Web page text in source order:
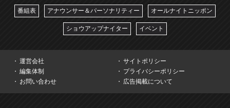
番組表 アナウンサー＆パーソナリティー オールナイトニッポン
ショウアップナイター イベント
運営会社
サイトポリシー
編集体制
プライバシーポリシー
お問い合わせ
広告掲載について